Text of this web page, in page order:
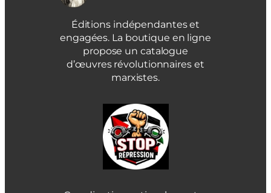
Éditions indépendantes et
engagées. La boutique en ligne
propose un catalogue
d’œuvres révolutionnaires et
marxistes.